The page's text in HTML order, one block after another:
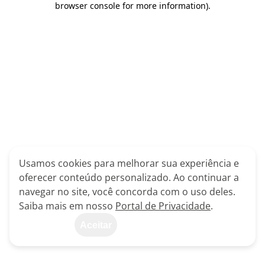
browser console for more information).
Usamos cookies para melhorar sua experiência e
oferecer conteúdo personalizado. Ao continuar a
navegar no site, você concorda com o uso deles.
Saiba mais em nosso Portal de Privacidade.